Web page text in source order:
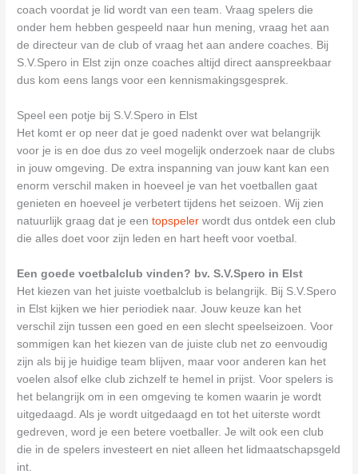
coach voordat je lid wordt van een team. Vraag spelers die
onder hem hebben gespeeld naar hun mening, vraag het aan
de directeur van de club of vraag het aan andere coaches. Bij
S.V.Spero in Elst zijn onze coaches altijd direct aanspreekbaar
dus kom eens langs voor een kennismakingsgesprek.
Speel een potje bij S.V.Spero in Elst
Het komt er op neer dat je goed nadenkt over wat belangrijk
voor je is en doe dus zo veel mogelijk onderzoek naar de clubs
in jouw omgeving. De extra inspanning van jouw kant kan een
enorm verschil maken in hoeveel je van het voetballen gaat
genieten en hoeveel je verbetert tijdens het seizoen. Wij zien
natuurlijk graag dat je eentopspeler wordt dus ontdek een club
die alles doet voor zijn leden en hart heeft voor voetbal.
Een goede voetbalclub vinden? bv. S.V.Spero in Elst
Het kiezen van het juiste voetbalclub is belangrijk. Bij S.V.Spero
in Elst kijken we hier periodiek naar. Jouw keuze kan het
verschil zijn tussen een goed en een slecht speelseizoen. Voor
sommigen kan het kiezen van de juiste club net zo eenvoudig
zijn als bij je huidige team blijven, maar voor anderen kan het
voelen alsof elke club zichzelf te hemel in prijst. Voor spelers is
het belangrijk om in een omgeving te komen waarin je wordt
uitgedaagd. Als je wordt uitgedaagd en tot het uiterste wordt
gedreven, word je een betere voetballer. Je wilt ook een club
die in de spelers investeert en niet alleen het lidmaatschapsgeld
int.